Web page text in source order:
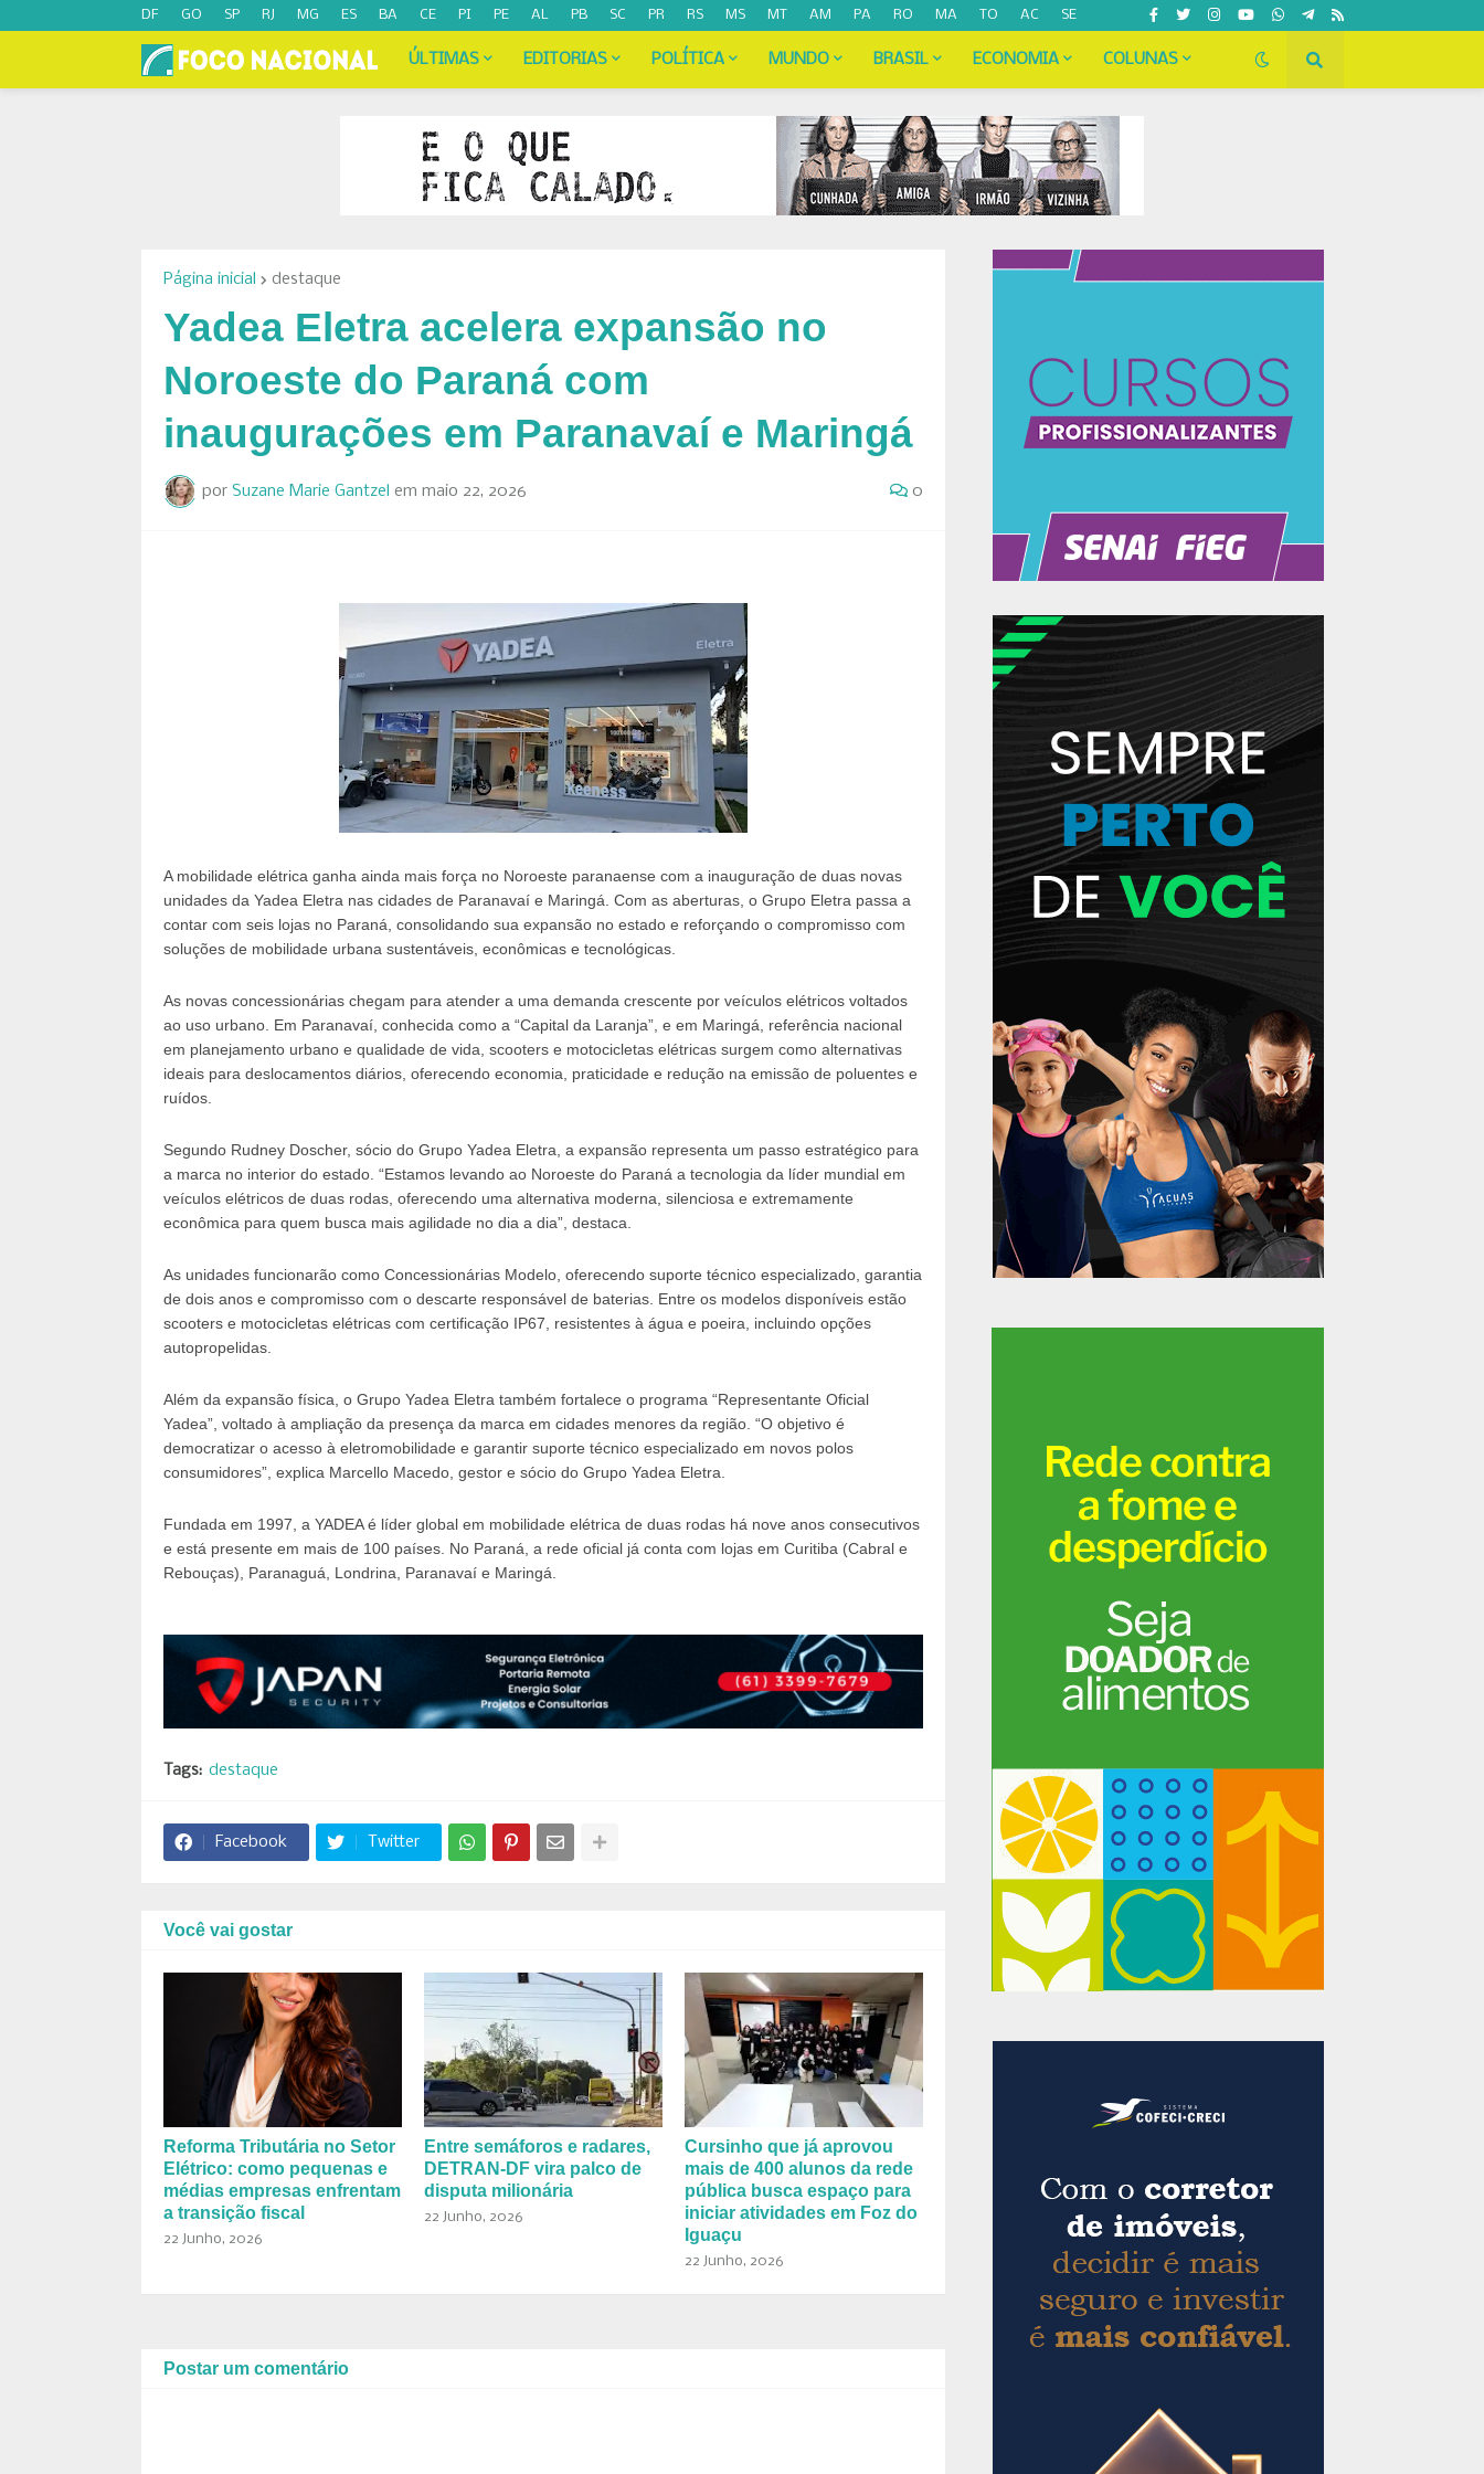
DF GO SP RJ MG ES BA CE PI PE AL PB SC PR RS MS MT AM PA RO MA TO AC SE
ÚLTIMAS EDITORIAS POLÍTICA MUNDO BRASIL ECONOMIA COLUNAS
Página inicial destaque
Yadea Eletra acelera expansão no
Noroeste do Paraná com
inaugurações em Paranavaí e Maringá
por Suzane Marie Gantzel em maio 22, 2026 0
A mobilidade elétrica ganha ainda mais força no Noroeste paranaense com a inauguração de duas novas
unidades da Yadea Eletra nas cidades de Paranavaí e Maringá. Com as aberturas, o Grupo Eletra passa a
contar com seis lojas no Paraná, consolidando sua expansão no estado e reforçando o compromisso com
soluções de mobilidade urbana sustentáveis, econômicas e tecnológicas.
As novas concessionárias chegam para atender a uma demanda crescente por veículos elétricos voltados
ao uso urbano. Em Paranavaí, conhecida como a “Capital da Laranja”, e em Maringá, referência nacional
em planejamento urbano e qualidade de vida, scooters e motocicletas elétricas surgem como alternativas
ideais para deslocamentos diários, oferecendo economia, praticidade e redução na emissão de poluentes e
ruídos.
Segundo Rudney Doscher, sócio do Grupo Yadea Eletra, a expansão representa um passo estratégico para
a marca no interior do estado. “Estamos levando ao Noroeste do Paraná a tecnologia da líder mundial em
veículos elétricos de duas rodas, oferecendo uma alternativa moderna, silenciosa e extremamente
econômica para quem busca mais agilidade no dia a dia”, destaca.
As unidades funcionarão como Concessionárias Modelo, oferecendo suporte técnico especializado, garantia
de dois anos e compromisso com o descarte responsável de baterias. Entre os modelos disponíveis estão
scooters e motocicletas elétricas com certificação IP67, resistentes à água e poeira, incluindo opções
autopropelidas.
Além da expansão física, o Grupo Yadea Eletra também fortalece o programa “Representante Oficial
Yadea”, voltado à ampliação da presença da marca em cidades menores da região. “O objetivo é
democratizar o acesso à eletromobilidade e garantir suporte técnico especializado em novos polos
consumidores”, explica Marcello Macedo, gestor e sócio do Grupo Yadea Eletra.
Fundada em 1997, a YADEA é líder global em mobilidade elétrica de duas rodas há nove anos consecutivos
e está presente em mais de 100 países. No Paraná, a rede oficial já conta com lojas em Curitiba (Cabral e
Rebouças), Paranaguá, Londrina, Paranavaí e Maringá.
Tags: destaque
Facebook Twitter
Você vai gostar
Reforma Tributária no Setor
Elétrico: como pequenas e
médias empresas enfrentam
a transição fiscal
22 Junho, 2026
Entre semáforos e radares,
DETRAN-DF vira palco de
disputa milionária
22 Junho, 2026
Cursinho que já aprovou
mais de 400 alunos da rede
pública busca espaço para
iniciar atividades em Foz do
Iguaçu
22 Junho, 2026
Postar um comentário